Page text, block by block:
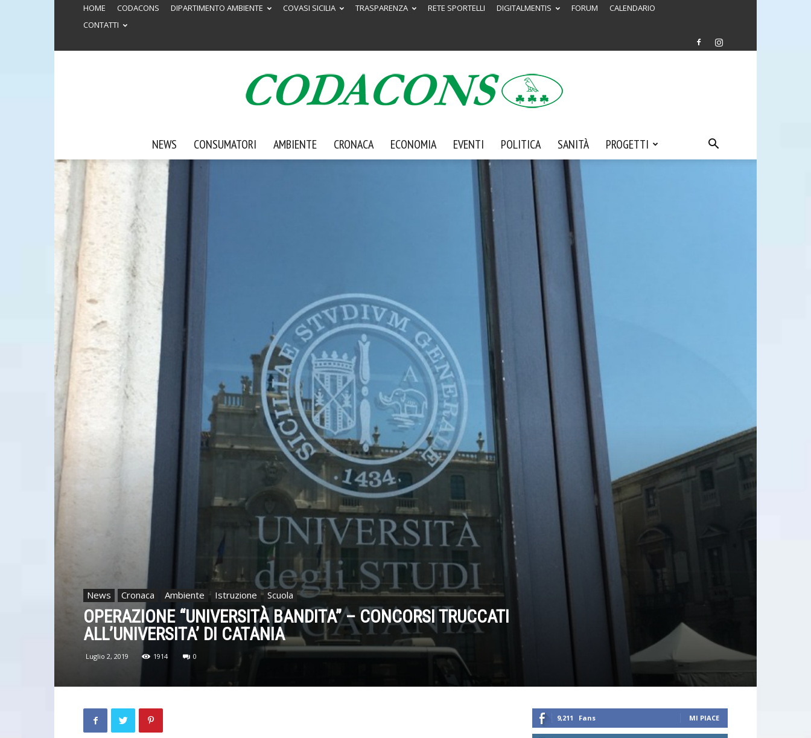
HOME CODACONS DIPARTIMENTO AMBIENTE COVASI SICILIA TRASPARENZA RETE SPORTELLI DIGITALMENTIS FORUM
CALENDARIO
CONTATTI
Codacons
NEWS CONSUMATORI AMBIENTE CRONACA ECONOMIA EVENTI POLITICA SANITÀ PROGETTI
News Cronaca Ambiente Istruzione Scuola
OPERAZIONE “UNIVERSITÀ BANDITA” – CONCORSI TRUCCATI
ALL’UNIVERSITA’ DI CATANIA
Luglio 2, 2019 1914 0
9,211 Fans MI PIACE